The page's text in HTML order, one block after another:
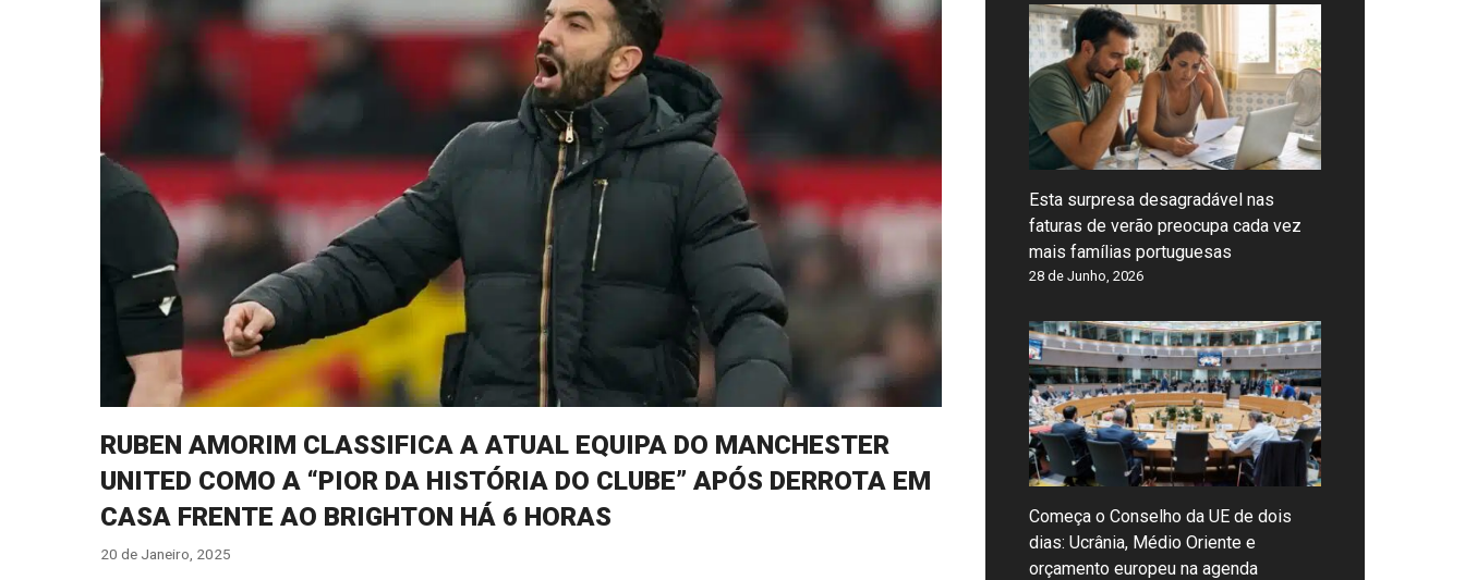
RUBEN AMORIM CLASSIFICA A ATUAL EQUIPA DO MANCHESTER
UNITED COMO A “PIOR DA HISTÓRIA DO CLUBE” APÓS DERROTA EM
CASA FRENTE AO BRIGHTON HÁ 6 HORAS
20 de Janeiro, 2025
Esta surpresa desagradável nas
faturas de verão preocupa cada vez
mais famílias portuguesas
28 de Junho, 2026
Começa o Conselho da UE de dois
dias: Ucrânia, Médio Oriente e
orçamento europeu na agenda